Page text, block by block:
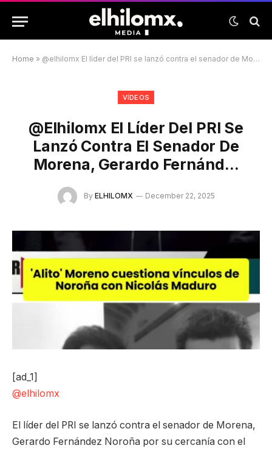
Home » @elhilomx El líder del PRI se lanzó contra el senador de Morena, Gerardo Fernánd…
VÍDEOS
@elhilomx El Líder Del PRI Se
Lanzó Contra El Senador De
Morena, Gerardo Fernánd…
By ELHILOMX December 22, 2025
[ad_1]
@elhilomx
El líder del PRI se lanzó contra el senador de Morena,
Gerardo Fernández Noroña por su cercanía con el